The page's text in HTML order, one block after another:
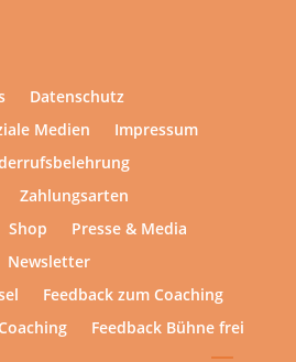
Datenschutz
Medien
Impressum
Zahlungsarten
Shop
Presse & Media
Newsletter
Feedback zum Coaching
Feedback Bühne frei